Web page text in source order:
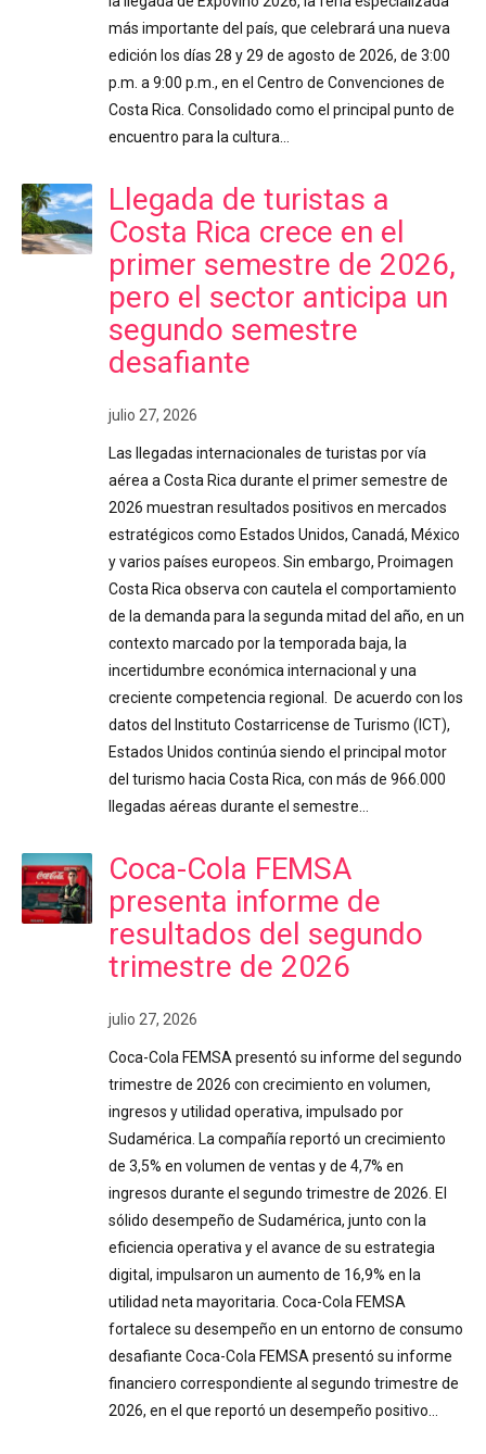
más importante del país, que celebrará una nueva
edición los días 28 y 29 de agosto de 2026, de 3:00
p.m. a 9:00 p.m., en el Centro de Convenciones de
Costa Rica. Consolidado como el principal punto de
encuentro para la cultura…
Llegada de turistas a
Costa Rica crece en el
primer semestre de 2026,
pero el sector anticipa un
segundo semestre
desafiante
julio 27, 2026
Las llegadas internacionales de turistas por vía
aérea a Costa Rica durante el primer semestre de
2026 muestran resultados positivos en mercados
estratégicos como Estados Unidos, Canadá, México
y varios países europeos. Sin embargo, Proimagen
Costa Rica observa con cautela el comportamiento
de la demanda para la segunda mitad del año, en un
contexto marcado por la temporada baja, la
incertidumbre económica internacional y una
creciente competencia regional. De acuerdo con los
datos del Instituto Costarricense de Turismo (ICT),
Estados Unidos continúa siendo el principal motor
del turismo hacia Costa Rica, con más de 966.000
llegadas aéreas durante el semestre…
Coca-Cola FEMSA
presenta informe de
resultados del segundo
trimestre de 2026
julio 27, 2026
Coca-Cola FEMSA presentó su informe del segundo
trimestre de 2026 con crecimiento en volumen,
ingresos y utilidad operativa, impulsado por
Sudamérica. La compañía reportó un crecimiento
de 3,5% en volumen de ventas y de 4,7% en
ingresos durante el segundo trimestre de 2026. El
sólido desempeño de Sudamérica, junto con la
eficiencia operativa y el avance de su estrategia
digital, impulsaron un aumento de 16,9% en la
utilidad neta mayoritaria. Coca-Cola FEMSA
fortalece su desempeño en un entorno de consumo
desafiante Coca-Cola FEMSA presentó su informe
financiero correspondiente al segundo trimestre de
2026, en el que reportó un desempeño positivo…